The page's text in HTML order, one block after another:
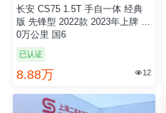
长安 CS75 1.5T 手自一体 经典
版 先锋型 2022款 2023年上牌 1.
0万公里 国6
已认证
8.88万  12